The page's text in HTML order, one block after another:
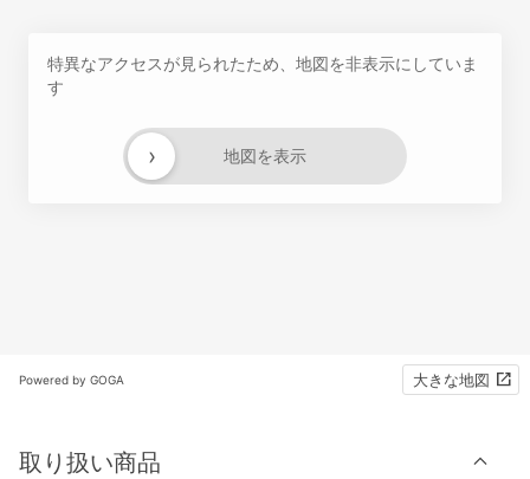
特異なアクセスが見られたため、地図を非表示にしていま
す
地図を表示
›
Powered by GOGA 大きな地図
取り扱い商品